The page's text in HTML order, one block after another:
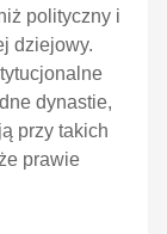
polityczny i
dziejowy.
dynastie,
przy takich
prawie